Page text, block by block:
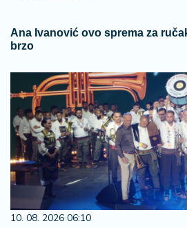
Ana Ivanović ovo sprema za
brzo
10. 08. 2026 06:10